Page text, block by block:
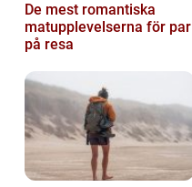
De mest romantiska
matupplevelserna för par
på resa